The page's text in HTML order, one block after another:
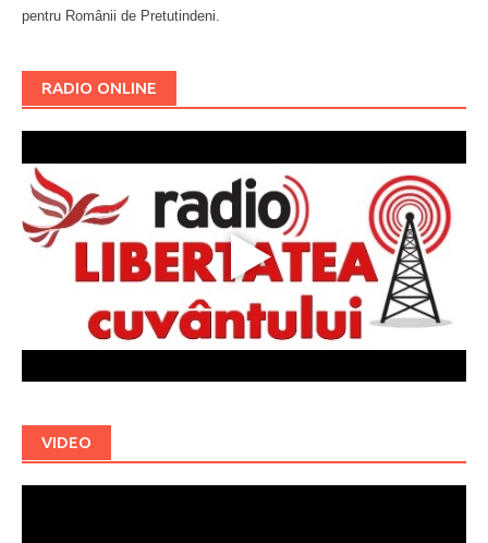
pentru Românii de Pretutindeni.
RADIO ONLINE
VIDEO